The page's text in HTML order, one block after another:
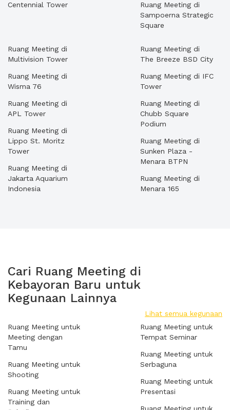
Centennial Tower
Ruang Meeting di
Sampoerna Strategic
Square
Ruang Meeting di
Multivision Tower
Ruang Meeting di
Wisma 76
Ruang Meeting di
APL Tower
Ruang Meeting di
Lippo St. Moritz
Tower
Ruang Meeting di
Jakarta Aquarium
Indonesia
Ruang Meeting di
The Breeze BSD City
Ruang Meeting di IFC
Tower
Ruang Meeting di
Chubb Square
Podium
Ruang Meeting di
Sunken Plaza -
Menara BTPN
Ruang Meeting di
Menara 165
Cari Ruang Meeting di
Kebayoran Baru untuk
Kegunaan Lainnya
Lihat semua kegunaan
Ruang Meeting untuk
Meeting dengan
Tamu
Ruang Meeting untuk
Shooting
Ruang Meeting untuk
Training dan
Ruang Meeting untuk
Tempat Seminar
Ruang Meeting untuk
Serbaguna
Ruang Meeting untuk
Presentasi